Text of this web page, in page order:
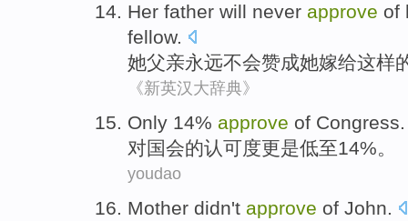
Her father will never approve of
fellow.
她父亲永远不会赞成她嫁给这样
《新英汉大辞典》
Only 14% approve of Congress.
对国会的认可度更是低至14%。
youdao
Mother didn't approve of John.